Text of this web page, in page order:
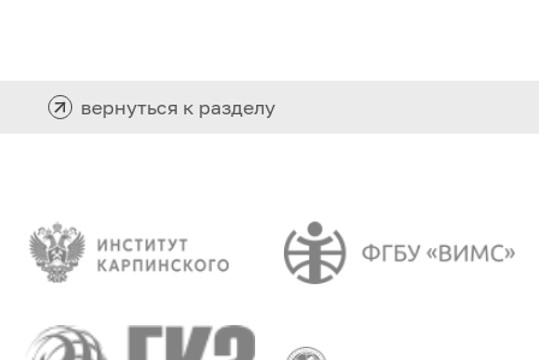
вернуться к разделу